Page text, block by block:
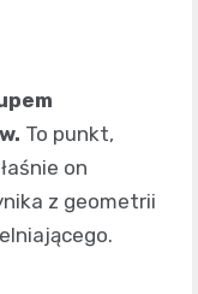
To punkt,
on
z geometrii